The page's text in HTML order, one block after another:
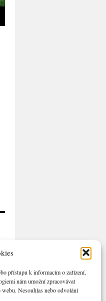
přístupu k informacím o zařízení,
nám umožní zpracovávat
Nesouhlas nebo odvolání